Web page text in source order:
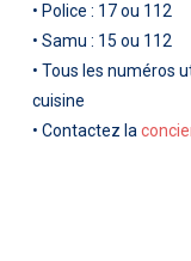
• Police : 17 ou 112
• Samu : 15 ou 112
• Tous les numéros
cuisine
• Contactez la